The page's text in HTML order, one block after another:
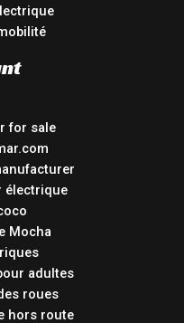
for sale
électrique
Mocha
adultes
roues
hors route